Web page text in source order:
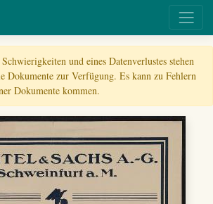
und eines Datenverlustes stehen
Dokumente zur Verfügung. Es kann zu Fehlern
Dokumente kommen.